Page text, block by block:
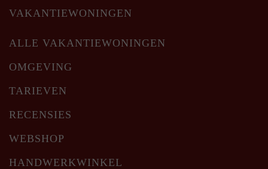
VAKANTIEWONINGEN
ALLE VAKANTIEWONINGEN
OMGEVING
TARIEVEN
RECENSIES
WEBSHOP
HANDWERKWINKEL